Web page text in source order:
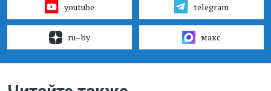
youtube telegram
ru–by макс